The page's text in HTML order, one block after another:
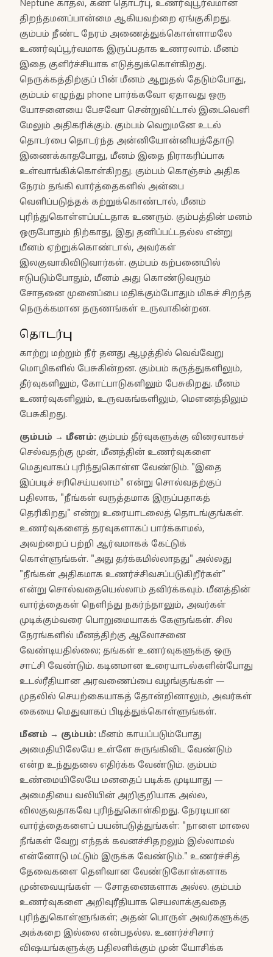
Neptune காதல், கண் தொடர்பு, உணர்வுபூர்வமான
திறந்தமனப்பான்மை ஆகியவற்றை ஏங்குகிறது.
கும்பம் நீண்ட நேரம் அணைத்துக்கொள்ளாமலே
உணர்வுப்பூர்வமாக இருப்பதாக உணரலாம். மீனம்
இதை குளிர்ச்சியாக எடுத்துக்கொள்கிறது.
நெருக்கத்திற்குப் பின் மீனம் ஆறுதல் தேடும்போது,
கும்பம் எழுந்து phone பார்க்கவோ ஏதாவது ஒரு
யோசனையை பேசவோ சென்றுவிட்டால் இடைவெளி
மேலும் அதிகரிக்கும். கும்பம் வெறுமனே உடல்
தொடர்பை தொடர்ந்த அன்னியோன்னியத்தோடு
இணைக்காதபோது, மீனம் இதை நிராகரிப்பாக
உள்வாங்கிக்கொள்கிறது. கும்பம் கொஞ்சம் அதிக
நேரம் தங்கி வார்த்தைகளில் அன்பை
வெளிப்படுத்தக் கற்றுக்கொண்டால், மீனம்
புரிந்துகொள்ளப்பட்டதாக உணரும். கும்பத்தின் மனம்
ஒருபோதும் நிற்காது, இது தனிப்பட்டதல்ல என்று
மீனம் ஏற்றுக்கொண்டால், அவர்கள்
இலகுவாகிவிடுவார்கள். கும்பம் கற்பனையில்
ஈடுபடும்போதும், மீனம் அது கொண்டுவரும்
சோதனை முனைப்பை மதிக்கும்போதும் மிகச் சிறந்த
நெருக்கமான தருணங்கள் உருவாகின்றன.
தொடர்பு
காற்று மற்றும் நீர் தனது ஆழத்தில் வெவ்வேறு
மொழிகளில் பேசுகின்றன. கும்பம் கருத்துகளிலும்,
தீர்வுகளிலும், கோட்பாடுகளிலும் பேசுகிறது. மீனம்
உணர்வுகளிலும், உருவகங்களிலும், மௌனத்திலும்
பேசுகிறது.
கும்பம் → மீனம்: கும்பம் தீர்வுகளுக்கு விரைவாகச்
செல்வதற்கு முன், மீனத்தின் உணர்வுகளை
மெதுவாகப் புரிந்துகொள்ள வேண்டும். "இதை
இப்படிச் சரிசெய்யலாம்" என்று சொல்வதற்குப்
பதிலாக, "நீங்கள் வருத்தமாக இருப்பதாகத்
தெரிகிறது" என்று உரையாடலைத் தொடங்குங்கள்.
உணர்வுகளைத் தரவுகளாகப் பார்க்காமல்,
அவற்றைப் பற்றி ஆர்வமாகக் கேட்டுக்
கொள்ளுங்கள். "அது தர்க்கமில்லாதது" அல்லது
"நீங்கள் அதிகமாக உணர்ச்சிவசப்படுகிறீர்கள்"
என்று சொல்வதையெல்லாம் தவிர்க்கவும். மீனத்தின்
வார்த்தைகள் நெளிந்து நகர்ந்தாலும், அவர்கள்
முடிக்கும்வரை பொறுமையாகக் கேளுங்கள். சில
நேரங்களில் மீனத்திற்கு ஆலோசனை
வேண்டியதில்லை; தங்கள் உணர்வுகளுக்கு ஒரு
சாட்சி வேண்டும். கடினமான உரையாடல்களின்போது
உடல்ரீதியான அரவணைப்பை வழங்குங்கள் —
முதலில் செயற்கையாகத் தோன்றினாலும், அவர்கள்
கையை மெதுவாகப் பிடித்துக்கொள்ளுங்கள்.
மீனம் → கும்பம்: மீனம் காயப்படும்போது
அமைதியிலேயே உள்ளே சுருங்கிவிட வேண்டும்
என்ற உந்துதலை எதிர்க்க வேண்டும். கும்பம்
உண்மையிலேயே மனதைப் படிக்க முடியாது —
அமைதியை வலியின் அறிகுறியாக அல்ல,
விலகுவதாகவே புரிந்துகொள்கிறது. நேரடியான
வார்த்தைகளைப் பயன்படுத்துங்கள்: "நாளை மாலை
நீங்கள் வேறு எந்தக் கவனச்சிதறலும் இல்லாமல்
என்னோடு மட்டும் இருக்க வேண்டும்." உணர்ச்சித்
தேவைகளை தெளிவான வேண்டுகோள்களாக
முன்வையுங்கள் — சோதனைகளாக அல்ல. கும்பம்
உணர்வுகளை அறிவுரீதியாக செயலாக்குவதை
புரிந்துகொள்ளுங்கள்; அதன் பொருள் அவர்களுக்கு
அக்கறை இல்லை என்பதல்ல. உணர்ச்சிசார்
விஷயங்களுக்கு பதிலளிக்கும் முன் யோசிக்க